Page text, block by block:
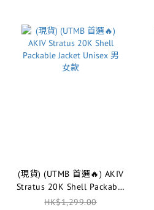
(現貨) (UTMB 首選🔥) AKIV
Stratus 20K Shell Packable
Jacket Unisex 男女款
HK$1,299.00